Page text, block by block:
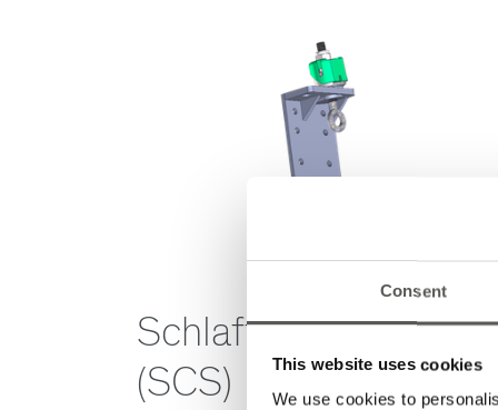
Consent
This website uses cookies
We use cookies to
Schlaffseilschalter
(SCS)